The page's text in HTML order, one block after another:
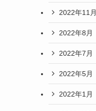
2022年11月
2022年8月
2022年7月
2022年5月
2022年1月